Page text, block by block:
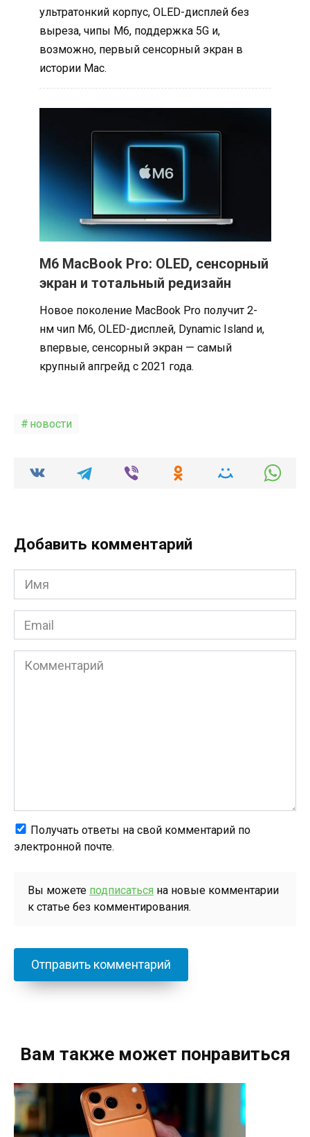
ультратонкий корпус, OLED-дисплей без
выреза, чипы M6, поддержка 5G и,
возможно, первый сенсорный экран в
истории Mac.
M6 MacBook Pro: OLED, сенсорный
экран и тотальный редизайн
Новое поколение MacBook Pro получит 2-
нм чип M6, OLED-дисплей, Dynamic Island и,
впервые, сенсорный экран — самый
крупный апгрейд с 2021 года.
новости
Добавить комментарий
Имя
*
Email
*
Комментарий
Получать ответы на свой комментарий по
электронной почте.
Вы можете подписаться на новые комментарии
к статье без комментирования.
Вам также может понравиться